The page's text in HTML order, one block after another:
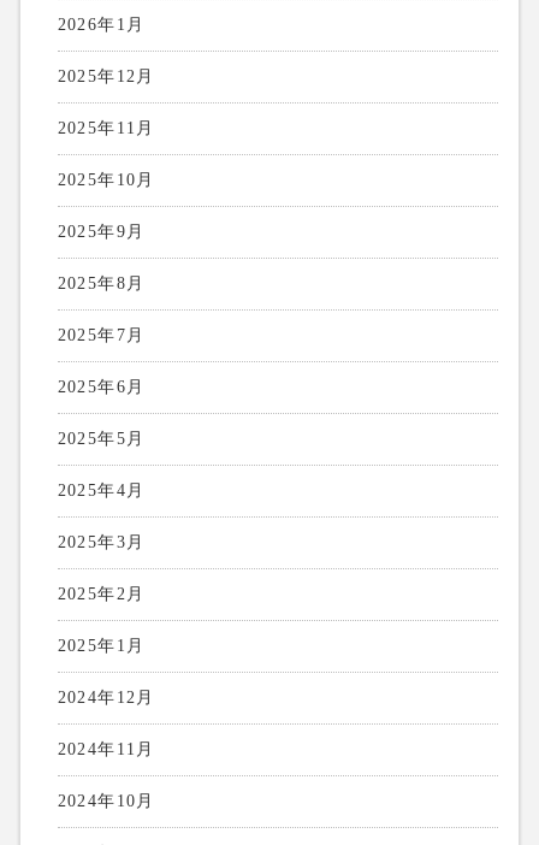
2026年1月
2025年12月
2025年11月
2025年10月
2025年9月
2025年8月
2025年7月
2025年6月
2025年5月
2025年4月
2025年3月
2025年2月
2025年1月
2024年12月
2024年11月
2024年10月